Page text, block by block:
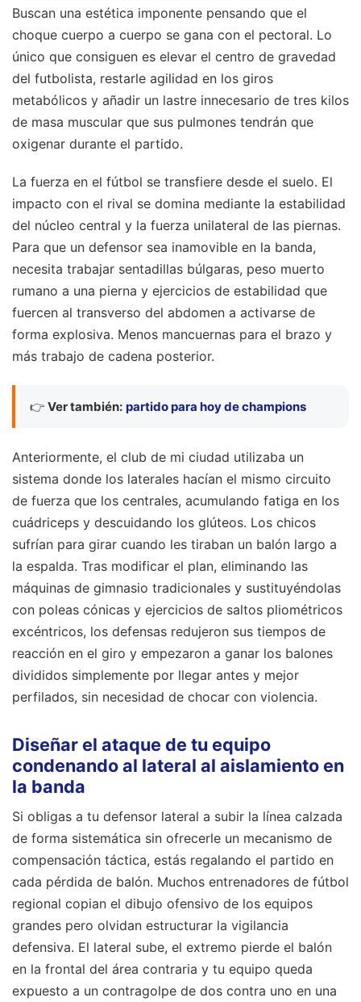
Buscan una estética imponente pensando que el
choque cuerpo a cuerpo se gana con el pectoral. Lo
único que consiguen es elevar el centro de gravedad
del futbolista, restarle agilidad en los giros
metabólicos y añadir un lastre innecesario de tres kilos
de masa muscular que sus pulmones tendrán que
oxigenar durante el partido.
La fuerza en el fútbol se transfiere desde el suelo. El
impacto con el rival se domina mediante la estabilidad
del núcleo central y la fuerza unilateral de las piernas.
Para que un defensor sea inamovible en la banda,
necesita trabajar sentadillas búlgaras, peso muerto
rumano a una pierna y ejercicios de estabilidad que
fuercen al transverso del abdomen a activarse de
forma explosiva. Menos mancuernas para el brazo y
más trabajo de cadena posterior.
👉 Ver también: partido para hoy de champions
Anteriormente, el club de mi ciudad utilizaba un
sistema donde los laterales hacían el mismo circuito
de fuerza que los centrales, acumulando fatiga en los
cuádriceps y descuidando los glúteos. Los chicos
sufrían para girar cuando les tiraban un balón largo a
la espalda. Tras modificar el plan, eliminando las
máquinas de gimnasio tradicionales y sustituyéndolas
con poleas cónicas y ejercicios de saltos pliométricos
excéntricos, los defensas redujeron sus tiempos de
reacción en el giro y empezaron a ganar los balones
divididos simplemente por llegar antes y mejor
perfilados, sin necesidad de chocar con violencia.
Diseñar el ataque de tu equipo
condenando al lateral al aislamiento en
la banda
Si obligas a tu defensor lateral a subir la línea calzada
de forma sistemática sin ofrecerle un mecanismo de
compensación táctica, estás regalando el partido en
cada pérdida de balón. Muchos entrenadores de fútbol
regional copian el dibujo ofensivo de los equipos
grandes pero olvidan estructurar la vigilancia
defensiva. El lateral sube, el extremo pierde el balón
en la frontal del área contraria y tu equipo queda
expuesto a un contragolpe de dos contra uno en una